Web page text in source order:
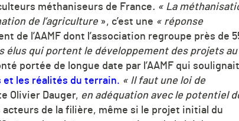
méthaniseurs de France. « La
de l’agriculture », c’est une « réponse
de l’AAMF dont l’association regroupe près de
qui portent le développement des projets au
portée de longue date par l’AAMF qui soulignait
et les réalités du terrain. « Il faut une loi de
Olivier Dauger, en adéquation avec le potentiel
de la filière, même si le projet initial du